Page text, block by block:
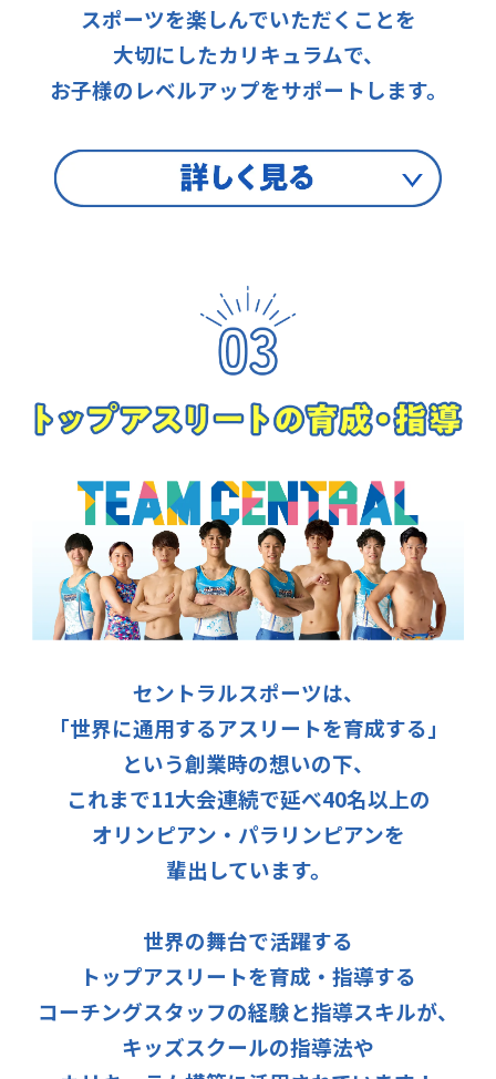
スポーツを楽しんでいただくことを
大切にしたカリキュラムで、
お子様のレベルアップをサポートします。
セントラルスポーツは、
「世界に通用するアスリートを育成する」
という創業時の想いの下、
これまで11大会連続で延べ40名以上の
オリンピアン・パラリンピアンを
輩出しています。
世界の舞台で活躍する
トップアスリートを育成・指導する
コーチングスタッフの経験と指導スキルが、
キッズスクールの指導法や